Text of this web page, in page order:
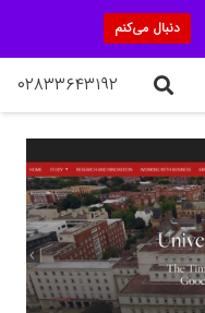
۰۲۸۳۳۶۴۳۱۹۲
دنبال می‌کنم